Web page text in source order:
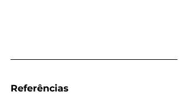
Referências